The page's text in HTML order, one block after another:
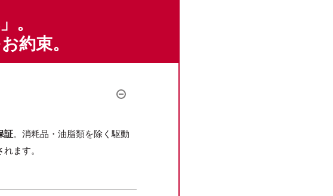
。
約束。
証。消耗品・油脂類を除く駆動
ます。